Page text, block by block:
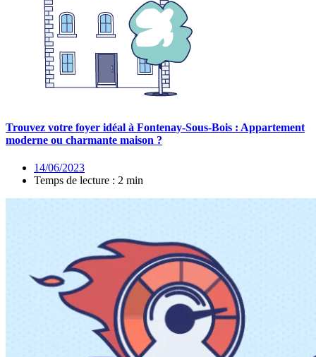
Trouvez votre foyer idéal à Fontenay-Sous-Bois : Appartement
moderne ou charmante maison ?
14/06/2023
Temps de lecture : 2 min